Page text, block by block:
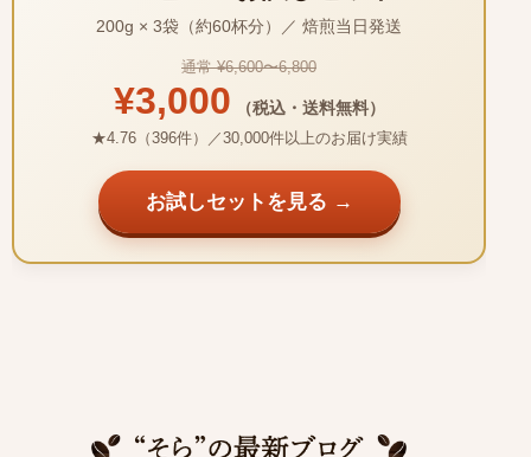
200g × 3袋（約60杯分）／ 焙煎当日発送
通常 ¥6,600〜6,800
¥3,000 （税込・送料無料）
★4.76（396件）／30,000件以上のお届け実績
お試しセットを見る →